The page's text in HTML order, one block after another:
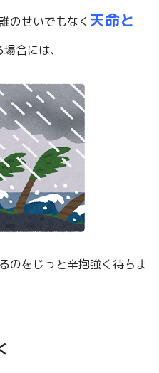
のせいでもなく 天命と
合には、
のをじっと辛抱強く待ちま